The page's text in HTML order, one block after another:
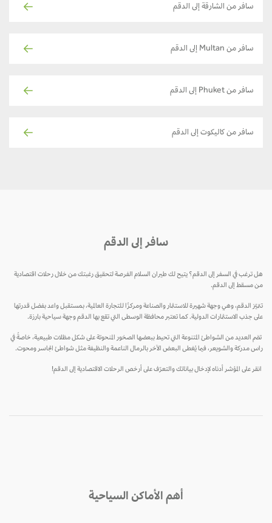
سافر من الشارقة إلى الدقم
سافر من Multan إلى الدقم
سافر من Phuket إلى الدقم
سافر من كاليكوت إلى الدقم
سافر إلى الدقم
هل ترغب في السفر إلى الدقم؟ يتيح لك طيران السلام الفرصة لتحقيق رغبتك من خلال رحلات اقتصادية
من مسقط إلى الدقم.
تتميّز الدقم، وهي وجهة شهيرة للاستثمار والصناعة ومركزًا للتجارة العالمية، بمستقبل واعد بفضل قدرتها
على جذب الاستثمارات الدولية. كما تعتبر محافظة الوسطى التي تقع بها الدقم وجهة سياحية بارزة.
تضم العديد من الشواطئ المتنوعة التي تحيط ببعضها الصخور المنحوتة على شكل مظلات طبيعية، خاصةً في
راس مدركة والشويعر، فيما يُغطى البعض الآخر بالرمال الناعمة والنظيفة مثل شواطئ الجاسر ومحوت.
انقر على المؤشر أدناه لإدخال بياناتك والتعرّف على أرخص الرحلات الاقتصادية إلى الدقم!
أهم الأماكن السياحية